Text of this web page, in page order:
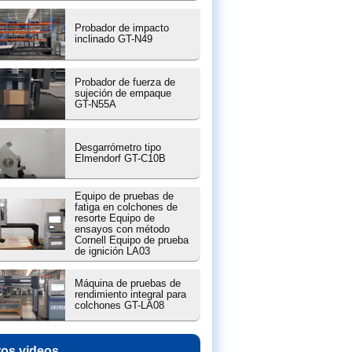
Probador de impacto
inclinado GT-N49
Probador de fuerza de
sujeción de empaque
GT-N55A
Desgarrómetro tipo
Elmendorf GT-C10B
Equipo de pruebas de
fatiga en colchones de
resorte Equipo de
ensayos con método
Cornell Equipo de prueba
de ignición LA03
Máquina de pruebas de
rendimiento integral para
colchones GT-LA08